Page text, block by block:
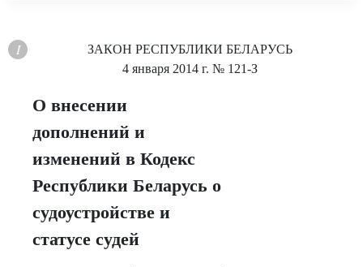
ЗАКОН РЕСПУБЛИКИ БЕЛАРУСЬ
4 января 2014 г. № 121-З
О внесении
дополнений и
изменений в Кодекс
Республики Беларусь о
судоустройстве и
статусе судей